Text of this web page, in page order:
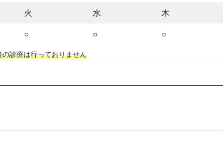
火 水 木
○ ○ ○
の診療は行っておりません